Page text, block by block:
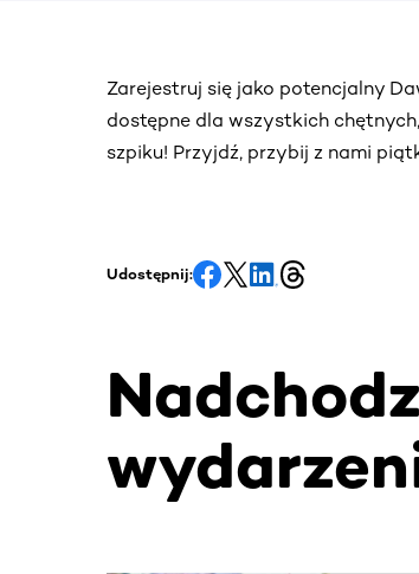
Zarejestruj się jako potencjalny
dostępne dla wszystkich
szpiku! Przyjdź, przybij z nami
Udostępnij: